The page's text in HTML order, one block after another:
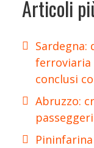
Articoli
Sardegna:
ferroviaria
conclusi
Abruzzo: